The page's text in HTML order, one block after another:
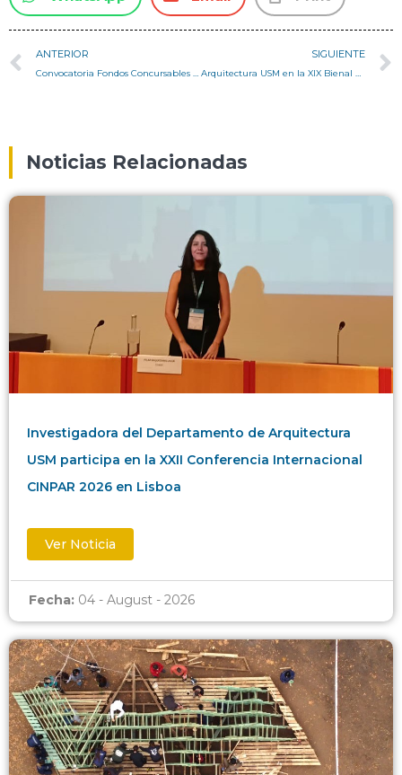
ANTERIOR SIGUIENTE
Noticias Relacionadas
Investigadora del Departamento de Arquitectura
USM participa en la XXII Conferencia Internacional
CINPAR 2026 en Lisboa
Ver Noticia
Fecha: 04 - August - 2026